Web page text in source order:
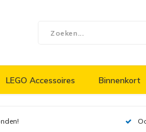
LEGO Accessoires Binnenkort